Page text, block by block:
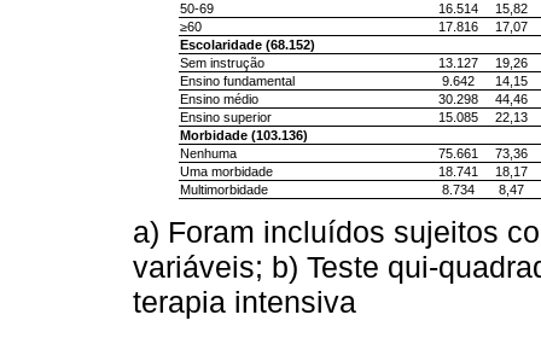
50-69
16.514
15,82
≥60
17.816
17,07
Escolaridade (68.152)
Sem instrução
13.127
19,26
Ensino fundamental
9.642
14,15
Ensino médio
30.298
44,46
Ensino superior
15.085
22,13
Morbidade (103.136)
Nenhuma
75.661
73,36
Uma morbidade
18.741
18,17
Multimorbidade
8.734 8,47
a) Foram incluídos sujeitos
variáveis; b) Teste qui-
terapia intensiva